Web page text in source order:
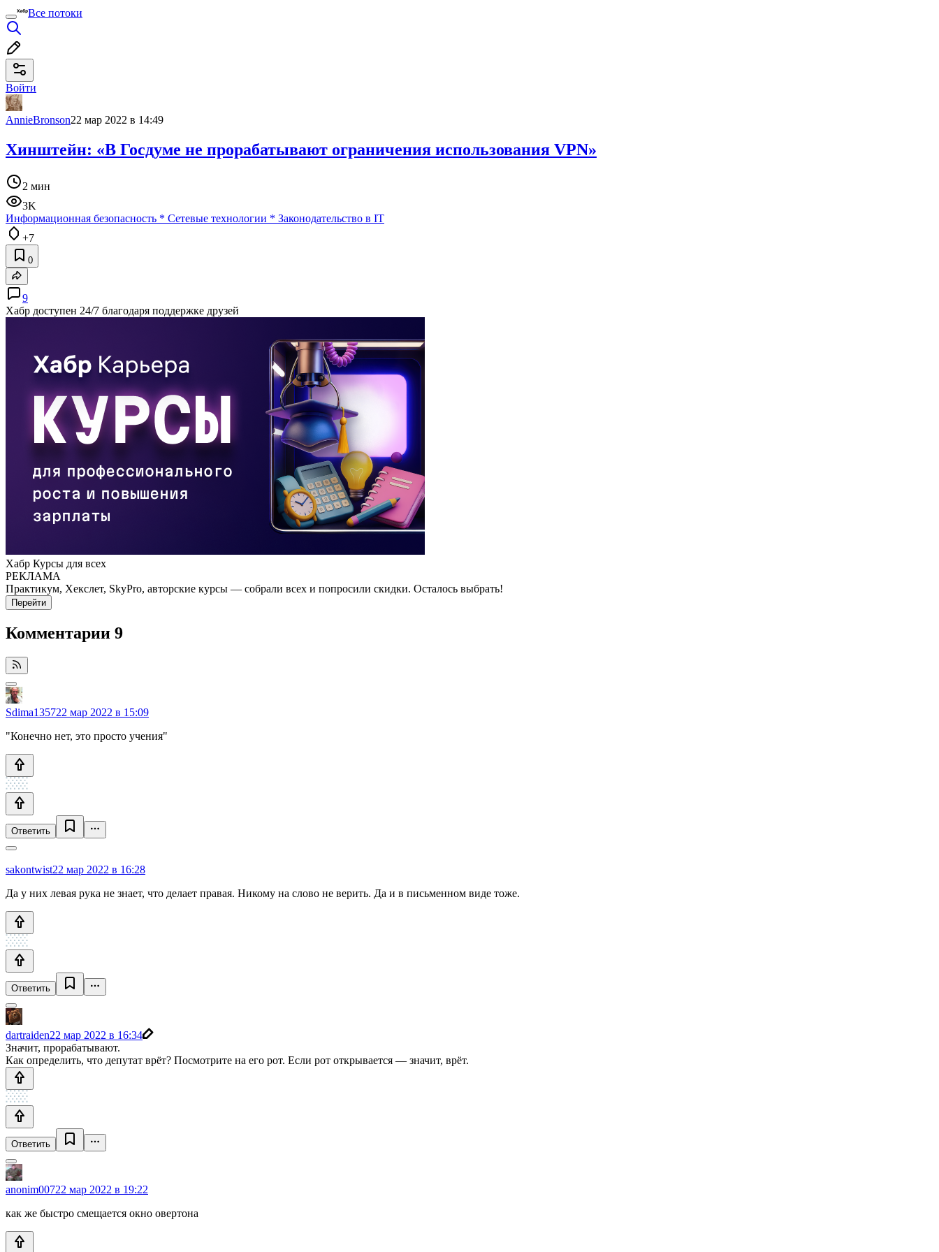
Все потоки
Войти
AnnieBronson22 мар 2022 в 14:49
Хинштейн: «В Госдуме не прорабатывают ограничения использования VPN»
2 мин
3K
Информационная безопасность * Сетевые технологии * Законодательство в IT
+7
0
9
Хабр доступен 24/7 благодаря поддержке друзей
Хабр Курсы для всех
РЕКЛАМА
Практикум, Хекслет, SkyPro, авторские курсы — собрали всех и попросили скидки. Осталось выбрать!
Перейти
Комментарии 9
Sdima135722 мар 2022 в 15:09
"Конечно нет, это просто учения"
Ответить
sakontwist22 мар 2022 в 16:28
Да у них левая рука не знает, что делает правая. Никому на слово не верить. Да и в письменном виде тоже.
Ответить
dartraiden22 мар 2022 в 16:34
Значит, прорабатывают.
Как определить, что депутат врёт? Посмотрите на его рот. Если рот открывается — значит, врёт.
Ответить
anonim00722 мар 2022 в 19:22
как же быстро смещается окно овертона